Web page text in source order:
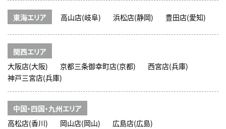
東海エリア 高山店(岐阜) 浜松店(静岡) 豊田店(愛知)
関西エリア
大阪店(大阪)
京都三条御幸町店(京都)
西宮店(兵庫)
神戸三宮店(兵庫)
中国・四国・九州エリア
高松店(香川)
岡山店(岡山)
広島店(広島)